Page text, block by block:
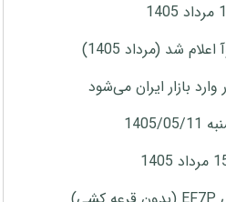
شد (مرداد 1405)
11